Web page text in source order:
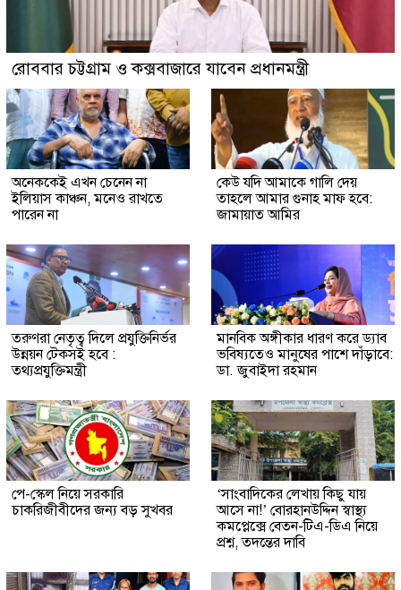
রোববার চট্টগ্রাম ও কক্সবাজারে যাবেন প্রধানমন্ত্রী
অনেককেই এখন চেনেন না
ইলিয়াস কাঞ্চন, মনেও রাখতে
পারেন না
কেউ যদি আমাকে গালি দেয়
তাহলে আমার গুনাহ মাফ হবে:
জামায়াত আমির
তরুণরা নেতৃত্ব দিলে প্রযুক্তিনির্ভর
উন্নয়ন টেকসই হবে :
তথ্যপ্রযুক্তিমন্ত্রী
মানবিক অঙ্গীকার ধারণ করে ড্যাব
ভবিষ্যতেও মানুষের পাশে দাঁড়াবে:
ডা. জুবাইদা রহমান
পে-স্কেল নিয়ে সরকারি
চাকরিজীবীদের জন্য বড় সুখবর
‘সাংবাদিকের লেখায় কিছু যায়
আসে না!’ বোরহানউদ্দিন স্বাস্থ্য
কমপ্লেক্সে বেতন-টিএ-ডিএ নিয়ে
প্রশ্ন, তদন্তের দাবি